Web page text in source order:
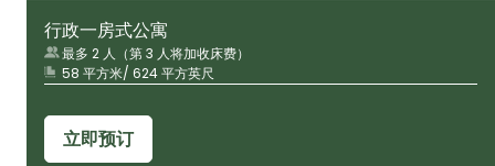
行政一房式公寓
最多 2 人（第 3 人将加收床费）
58 平方米/ 624 平方英尺
立即预订